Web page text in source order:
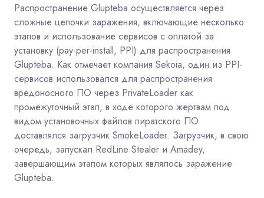
Распространение Glupteba осуществляется через
сложные цепочки заражения, включающие несколько
этапов и использование сервисов с оплатой за
установку (pay-per-install, PPI) для распространения
Glupteba. Как отмечает компания Sekoia, один из PPI-
сервисов использовался для распространения
вредоносного ПО через PrivateLoader как
промежуточный этап, в ходе которого жертвам под
видом установочных файлов пиратского ПО
доставлялся загрузчик SmokeLoader. Загрузчик, в свою
очередь, запускал RedLine Stealer и Amadey,
завершающим этапом которых являлось заражение
Glupteba.